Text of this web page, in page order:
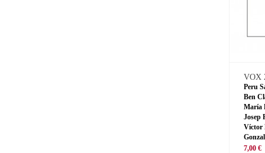
VOX
Peru
Ben
María
Josep
Víctor
7,00 €